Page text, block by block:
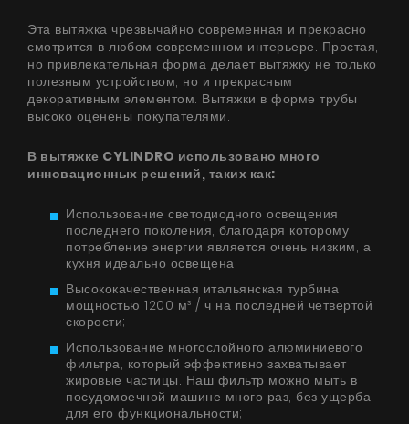
Эта вытяжка чрезвычайно современная и прекрасно
смотрится в любом современном интерьере. Простая,
но привлекательная форма делает вытяжку не только
полезным устройством, но и прекрасным
декоративным элементом. Вытяжки в форме трубы
высоко оценены покупателями.
В вытяжке CYLINDRO использовано много
инновационных решений, таких как:
Использование светодиодного освещения
последнего поколения, благодаря которому
потребление энергии является очень низким, а
кухня идеально освещена;
Высококачественная итальянская турбина
мощностью 1200 м³ / ч на последней четвертой
скорости;
Использование многослойного алюминиевого
фильтра, который эффективно захватывает
жировые частицы. Наш фильтр можно мыть в
посудомоечной машине много раз, без ущерба
для его функциональности;